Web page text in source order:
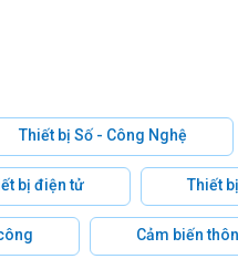
Thiết bị Số - Công Nghệ
bị điện tử Thiết
Cảm biến